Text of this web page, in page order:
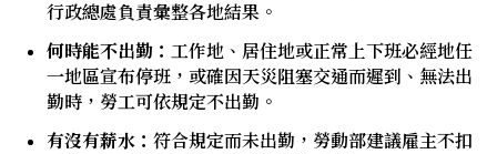
行政總處負責彙整各地結果。
何時能不出勤： 工作地、居住地或正常上下班必經地任
一地區宣布停班，或確因天災阻塞交通而遲到、無法出
勤時，勞工可依規定不出勤。
有沒有薪水： 符合規定而未出勤，勞動部建議雇主不扣